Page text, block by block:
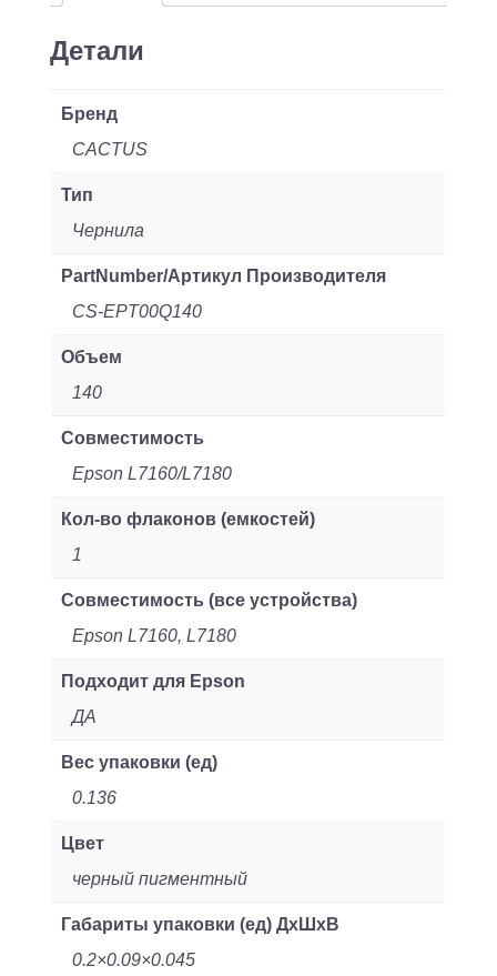
Epson
Детали
Бренд
CACTUS
Тип
Чернила
PartNumber/Артикул Производителя
CS-EPT00Q140
Объем
140
Совместимость
Epson L7160/L7180
Кол-во флаконов (емкостей)
1
Совместимость (все устройства)
Epson L7160, L7180
Подходит для Epson
ДА
Вес упаковки (ед)
0.136
Цвет
черный пигментный
Габариты упаковки (ед) ДхШхВ
0.2×0.09×0.045